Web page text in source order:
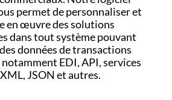
permet de personnaliser et
en œuvre des solutions
dans tout système pouvant
données de transactions
EDI, API, services
JSON et autres.